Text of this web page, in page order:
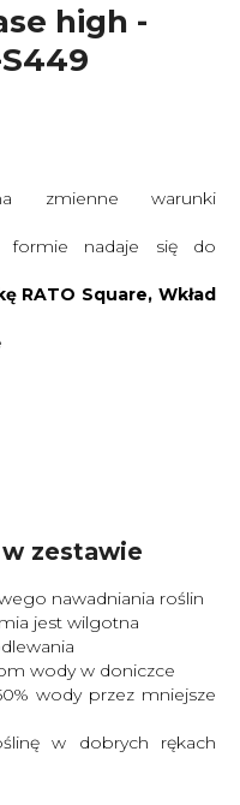
high -
zmienne warunki
formie nadaje się do
RATO Square, Wkład
zestawie
nawadniania roślin
jest wilgotna
wody w doniczce
wody przez mniejsze
w dobrych rękach